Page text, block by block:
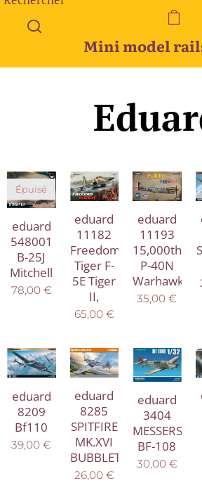
Mini model
eduard
548001
B-25J
Mitchell
Épuisé
78,00€
eduard
11182
Freedom
Tiger F-
5E Tiger
II,
65,00€
eduard
11193
15,000th
P-40N
Warhawk
35,00 €
eduard
8209
Bf110
39,00 €
eduard
8285
SPITFIRE
MK.XVI
BUBBLETOP
26,00€
eduard
3404
BF-108
30,00€